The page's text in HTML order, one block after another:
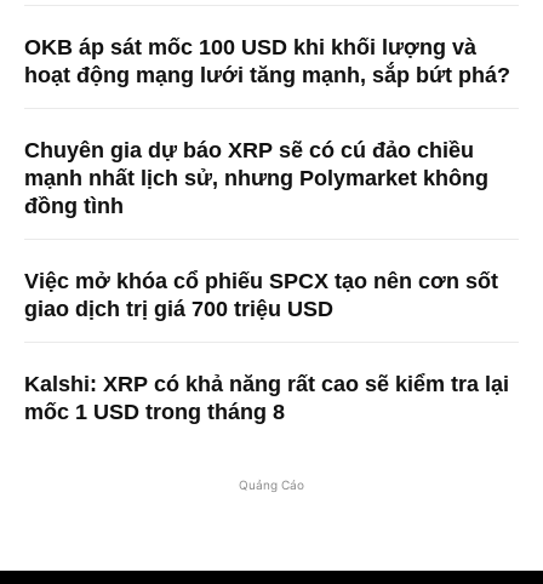
OKB áp sát mốc 100 USD khi khối lượng và
hoạt động mạng lưới tăng mạnh, sắp bứt phá?
Chuyên gia dự báo XRP sẽ có cú đảo chiều
mạnh nhất lịch sử, nhưng Polymarket không
đồng tình
Việc mở khóa cổ phiếu SPCX tạo nên cơn sốt
giao dịch trị giá 700 triệu USD
Kalshi: XRP có khả năng rất cao sẽ kiểm tra lại
mốc 1 USD trong tháng 8
Quảng Cáo